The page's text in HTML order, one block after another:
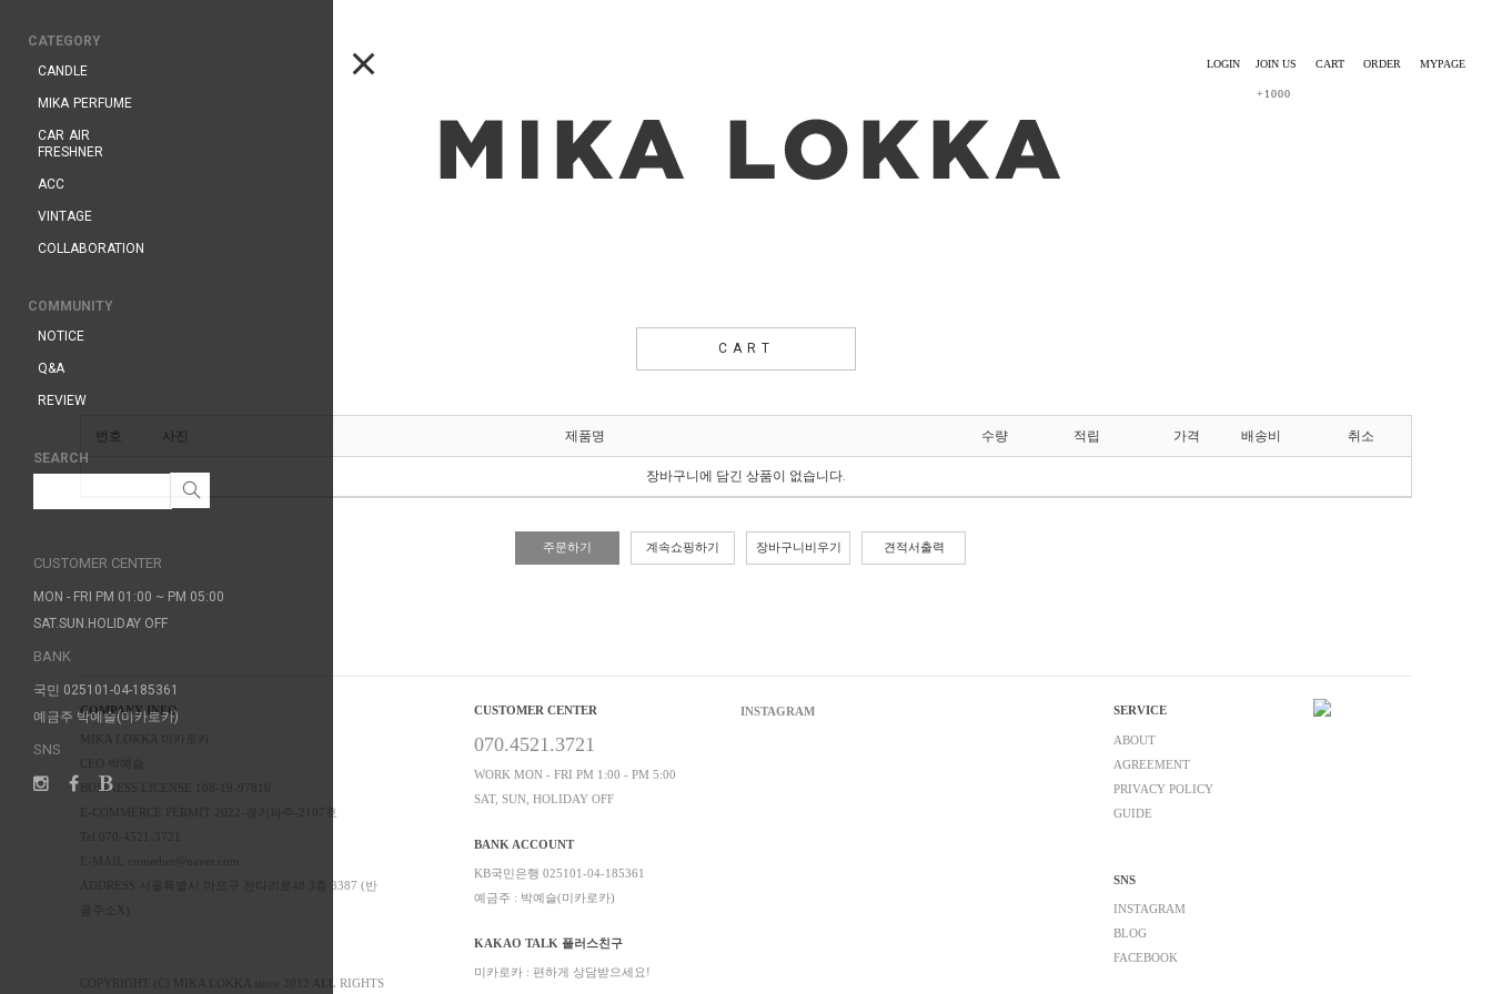
CATEGORY
CANDLE
MIKA PERFUME
CAR AIR
FRESHNER
ACC
VINTAGE
COLLABORATION
COMMUNITY
NOTICE
Q&A
REVIEW
SEARCH
CUSTOMER CENTER
MON - FRI PM 01:00 ~ PM 05:00
SAT.SUN.HOLIDAY OFF
BANK
국민 025101-04-185361
예금주 박예슬(미카로카)
SNS
LOGIN JOIN US
+1000
CART ORDER MYPAGE
CART
번호 사진 제품명 수량 적립 가격 배송비 취소
장바구니에 담긴 상품이 없습니다.
주문하기 계속쇼핑하기 장바구니비우기 견적서출력
COMPANY INFO
MIKA LOKKA 미카로카
BUSINESS LICENSE 108-19-97816
E-COMMERCE PERMIT 2022-경기파주-2107호
E-MAIL comether@naver.com
ADDRESS 서울특별시 마포구 잔다리로48 3층 3387 (반
품주소X)
COPYRIGHT (C) MIKA LOKKA since 2012 ALL RIGHTS
CUSTOMER CENTER
070.4521.3721
WORK MON - FRI PM 1:00 - PM 5:00
SAT, SUN, HOLIDAY OFF
BANK ACCOUNT
KB국민은행 025101-04-185361
예금주 : 박예슬(미카로카)
KAKAO TALK 플러스친구
미카로카 : 편하게 상담받으세요!
INSTAGRAM SERVICE
ABOUT
AGREEMENT
PRIVACY POLICY
GUIDE
SNS
INSTAGRAM
BLOG
FACEBOOK